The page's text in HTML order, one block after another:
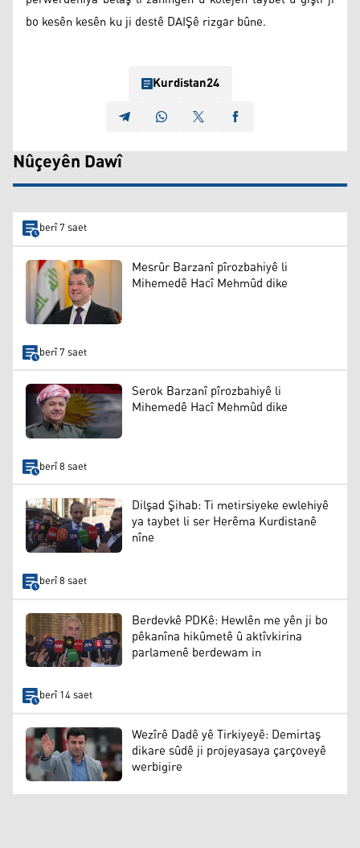
bo kesên kesên ku ji destê DAIŞê rizgar bûne.
Kurdistan24
Nûçeyên Dawî
berî 7 saet
Mesrûr Barzanî pîrozbahiyê li
Mihemedê Hacî Mehmûd dike
berî 7 saet
Serok Barzanî pîrozbahiyê li
Mihemedê Hacî Mehmûd dike
berî 8 saet
Dilşad Şihab: Ti metirsiyeke ewlehiyê
ya taybet li ser Herêma Kurdistanê
nîne
berî 8 saet
Berdevkê PDKê: Hewlên me yên ji bo
pêkanîna hikûmetê û aktîvkirina
parlamenê berdewam in
berî 14 saet
Wezîrê Dadê yê Tirkiyeyê: Demirtaş
dikare sûdê ji projeyasaya çarçoveyê
werbigire